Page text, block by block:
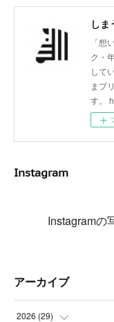
しま
「想
ク・
して
まプ
す。
Instagram
Instagramの
アーカイブ
2026 (29)